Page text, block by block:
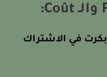
في الاشتراك